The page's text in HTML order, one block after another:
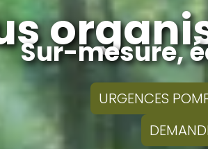
Sur-mesure,
URGENCES